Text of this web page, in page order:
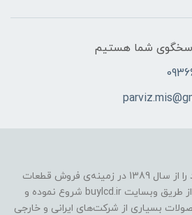
پارسا کامپیوتر فعالیت خود را از سال 1389 در زمینه‌ی فروش قطعات
کامپیوتر به صورت آنلاین از طریق وبسایت buylcd.ir شروع نموده و
بسیاری از شرکت‌های ایرانی و خارجی